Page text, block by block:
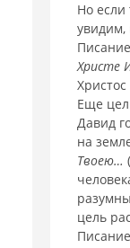
Но если
увидим,
Христе
Еще
Давид
на
Твоею…
цель